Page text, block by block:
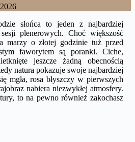
słońca to jeden z najbardziej
plenerowych. Choć większość
marzy o złotej godzinie tuż przed
faworytem są poranki. Ciche,
jeszcze żadną obecnością
natura pokazuje swoje najbardziej
mgła, rosa błyszczy w pierwszych
nabiera niezwykłej atmosfery.
to na pewno również zakochasz